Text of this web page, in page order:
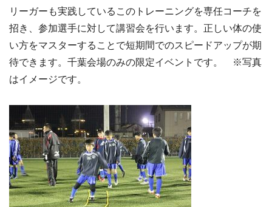
リーガーも実践しているこのトレーニングを専任コーチを
招き、参加選手に対して講習会を行います。正しい体の使
い方をマスターすることで短期間でのスピードアップが期
待できます。千葉会場のみの限定イベントです。 ※写真
はイメージです。